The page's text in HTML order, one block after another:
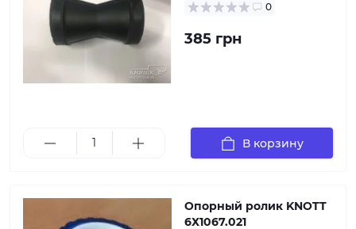
0
385 грн
В корзину
D - 128 mm, d-22mm, L - 75 mm, Материал ПВХ
Страна бренда Венгрия
Опорный ролик KNOTT
6Х1067.021